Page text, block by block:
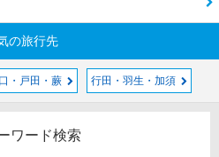
の旅行先
・戸田・蕨 行田・羽生・加須
ワード検索